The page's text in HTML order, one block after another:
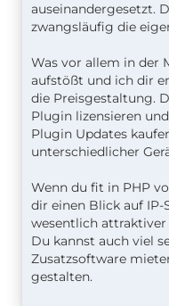
auseinandergesetzt.
zwangsläufig die
Was vor allem in der
aufstößt und ich dir
die Preisgestaltung.
Plugin lizensieren
Plugin Updates
unterschiedlicher
Wenn du fit in PHP
dir einen Blick auf
wesentlich attraktiver
Du kannst auch viel
Zusatzsoftware
gestalten.